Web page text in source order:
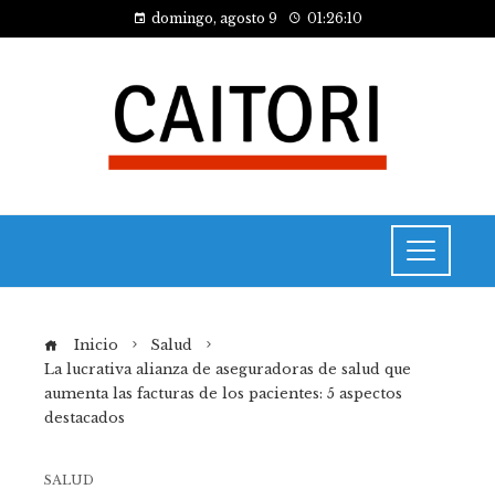
domingo, agosto 9 01:26:11
Inicio
Salud
La lucrativa alianza de aseguradoras de salud que
aumenta las facturas de los pacientes: 5 aspectos
destacados
SALUD